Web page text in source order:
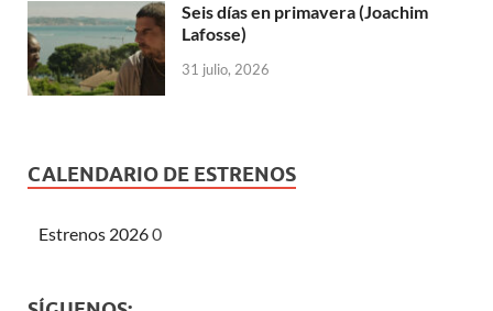
Seis días en primavera (Joachim
Lafosse)
31 julio, 2026
CALENDARIO DE ESTRENOS
Estrenos 20260